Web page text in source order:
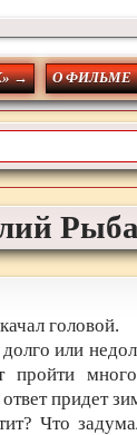
→ О ФИЛЬМЕ
головой.
долго или
пройти
придет
Что